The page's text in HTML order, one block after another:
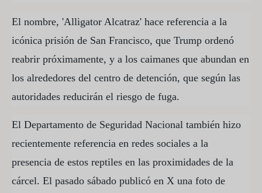
El nombre, 'Alligator Alcatraz' hace referencia a la
icónica prisión de San Francisco, que Trump ordenó
reabrir próximamente, y a los caimanes que abundan en
los alrededores del centro de detención, que según las
autoridades reducirán el riesgo de fuga.
El Departamento de Seguridad Nacional también hizo
recientemente referencia en redes sociales a la
presencia de estos reptiles en las proximidades de la
cárcel. El pasado sábado publicó en X una foto de